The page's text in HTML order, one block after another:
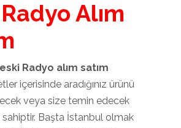
Alım
eski Radyo alım satım
içerisinde aradığınız ürünü
veya size temin edecek
Başta İstanbul olmak